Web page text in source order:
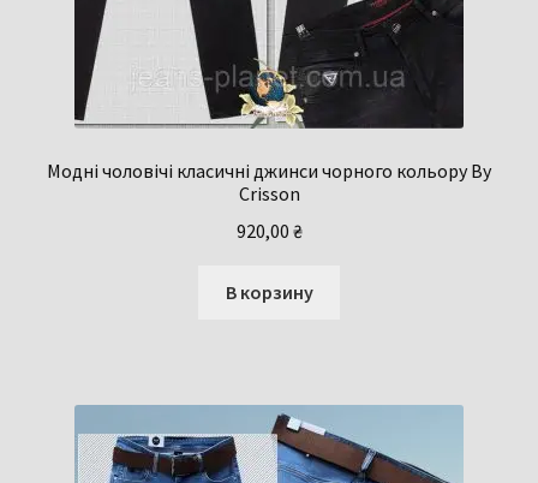
Модні чоловічі класичні джинси чорного кольору By
Crisson
920,00 ₴
В корзину